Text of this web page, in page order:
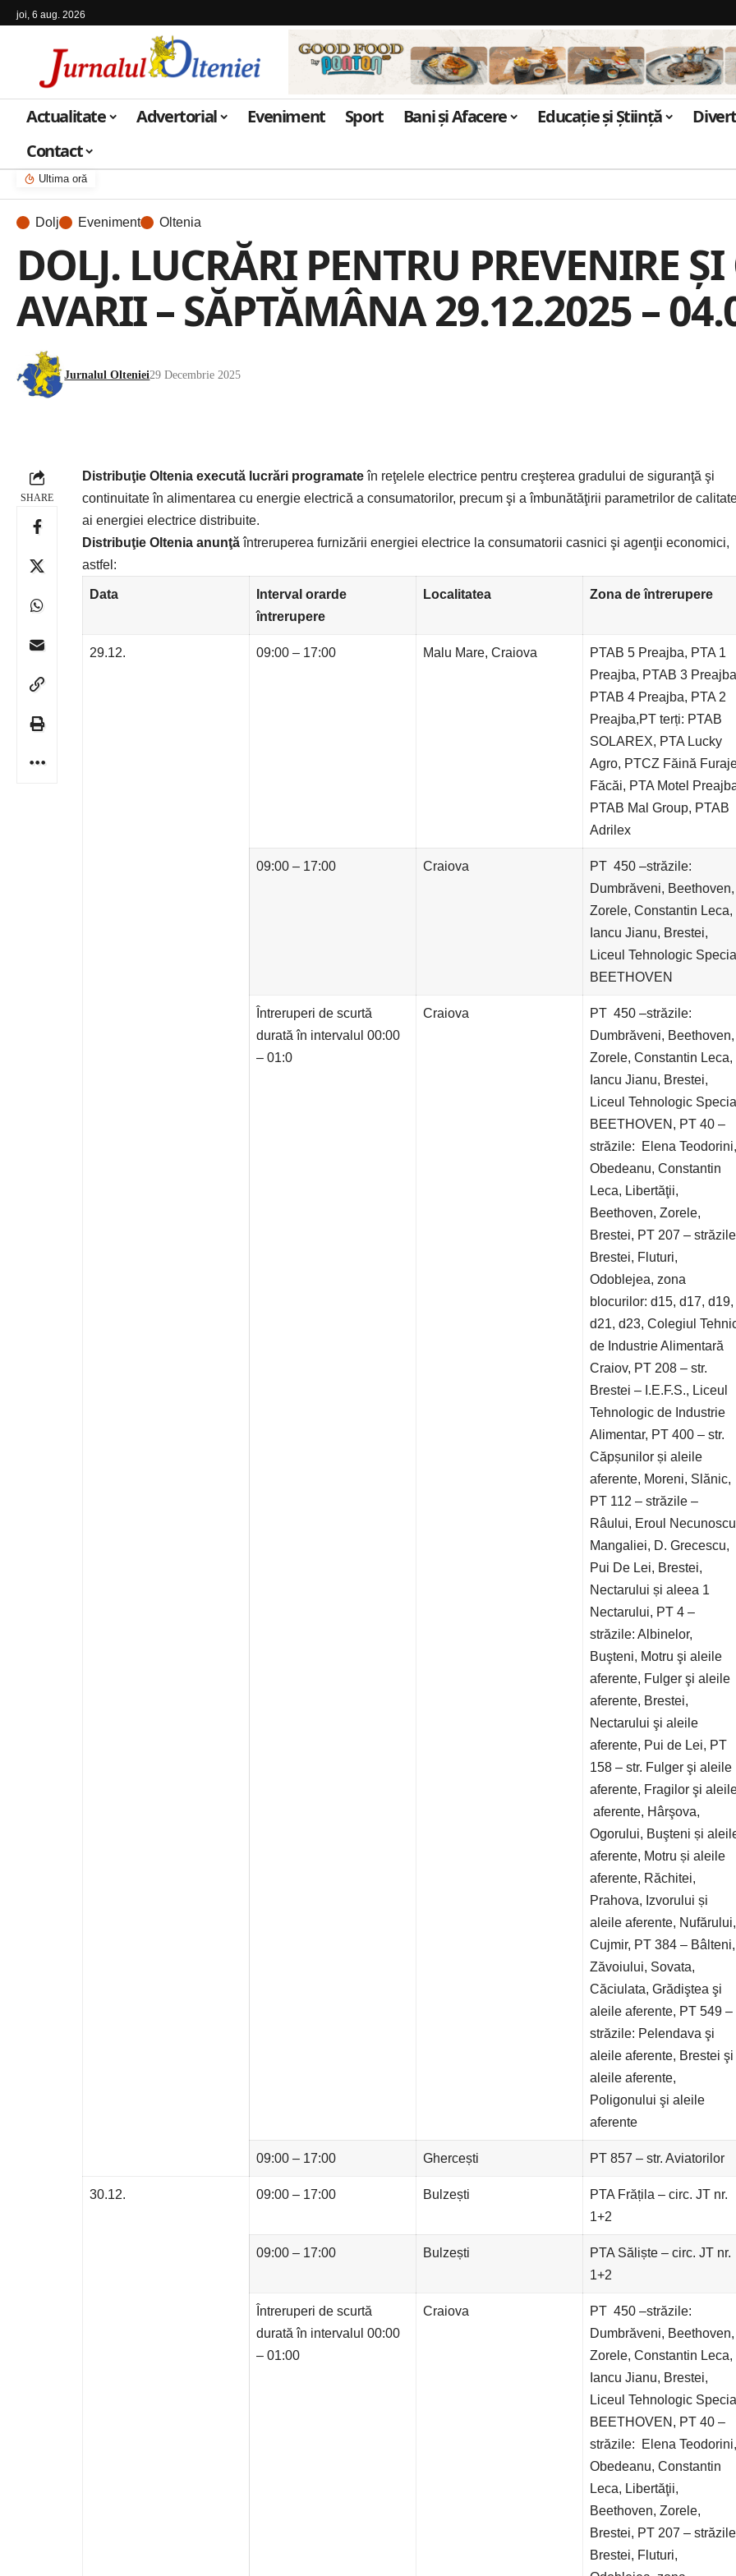
joi, 6 aug. 2026
Actualitate Advertorial Eveniment Sport Bani și Afacere Educație și Știință
Contact
Ultima oră
Dolj Eveniment Oltenia
DOLJ. LUCRĂRI PENTRU PREVENIRE ȘI
AVARII – SĂPTĂMÂNA 29.12.2025 –
Jurnalul Olteniei29 Decembrie 2025
SHARE
Distribuţie Oltenia execută lucrări programateîn reţelele electrice pentru creşterea gradului de siguranţă şi
continuitate în alimentarea cu energie electrică a consumatorilor, precum şi a îmbunătăţirii parametrilor de
ai energiei electrice distribuite.
Distribuţie Oltenia anunţăîntreruperea furnizării energiei electrice la consumatorii casnici şi agenţii economici,
astfel:
Data Interval orarde
întrerupere
Localitatea Zona de întrerupere
29.12. 09:00 – 17:00 Malu Mare, Craiova
PTAB 5 Preajba, PTA 1
Preajba, PTAB 3
PTAB 4 Preajba, PTA 2
Preajba,PT terți: PTAB
SOLAREX, PTA Lucky
Agro, PTCZ Făină
Făcăi, PTA Motel
PTAB Mal Group, PTAB
Adrilex
09:00 – 17:00 Craiova
PT 450 –străzile:
Dumbrăveni, Beethoven,
Zorele, Constantin Leca,
Iancu Jianu, Brestei,
Liceul Tehnologic Special
BEETHOVEN
Întreruperi de scurtă
durată în intervalul 00:00
– 01:0
Craiova
PT 450 –străzile:
Dumbrăveni, Beethoven,
Zorele, Constantin Leca,
Iancu Jianu, Brestei,
Liceul Tehnologic Special
BEETHOVEN, PT 40 –
străzile: Elena Teodorini,
Obedeanu, Constantin
Leca, Libertăţii,
Beethoven, Zorele,
Brestei, PT 207 –
Brestei, Fluturi,
Odoblejea, zona
blocurilor: d15, d17, d19,
d21, d23, Colegiul
de Industrie Alimentară
Craiov, PT 208 – str.
Brestei – I.E.F.S., Liceul
Tehnologic de Industrie
Alimentar, PT 400 – str.
Căpșunilor și aleile
aferente, Moreni, Slănic,
PT 112 – străzile –
Râului, Eroul
Mangaliei, D. Grecescu,
Pui De Lei, Brestei,
Nectarului și aleea 1
Nectarului, PT 4 –
străzile: Albinelor,
Buşteni, Motru şi aleile
aferente, Fulger şi aleile
aferente, Brestei,
Nectarului şi aleile
aferente, Pui de Lei, PT
158 – str. Fulger şi aleile
aferente, Fragilor şi
aferente, Hârşova,
Ogorului, Buşteni și
aferente, Motru și aleile
aferente, Răchitei,
Prahova, Izvorului și
aleile aferente, Nufărului,
Cujmir, PT 384 – Bâlteni,
Zăvoiului, Sovata,
Căciulata, Grădiştea şi
aleile aferente, PT 549 –
străzile: Pelendava şi
aleile aferente, Brestei şi
aleile aferente,
Poligonului şi aleile
aferente
09:00 – 17:00 Ghercești PT 857 – str. Aviatorilor
30.12. 09:00 – 17:00 Bulzești
PTA Frățila – circ. JT nr.
1+2
09:00 – 17:00 Bulzești
PTA Săliște – circ. JT nr.
1+2
Întreruperi de scurtă
durată în intervalul 00:00
– 01:00
Craiova
PT 450 –străzile:
Dumbrăveni, Beethoven,
Zorele, Constantin Leca,
Iancu Jianu, Brestei,
Liceul Tehnologic Special
BEETHOVEN, PT 40 –
străzile: Elena Teodorini,
Obedeanu, Constantin
Leca, Libertăţii,
Beethoven, Zorele,
Brestei, PT 207 –
Brestei, Fluturi,